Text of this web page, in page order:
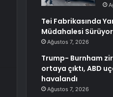
Tei Fabrikasında
Müdahalesi Sürüyor
Ağustos 7, 2026
Trump- Burnham
ortaya çıktı, ABD
havalandı
Ağustos 7, 2026